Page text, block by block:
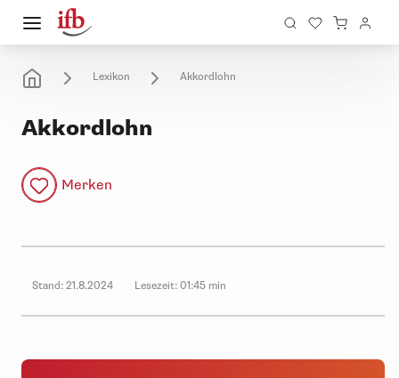
Lexikon Akkordlohn
Akkordlohn
Merken
Stand: 21.8.2024 Lesezeit: 01:45 min